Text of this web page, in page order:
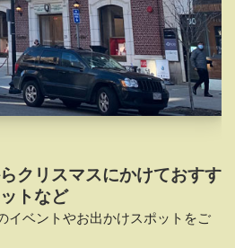
クリスマスにかけておすす
トなど
イベントやお出かけスポットをご